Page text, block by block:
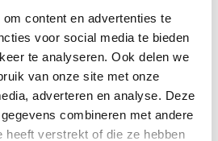
content en advertenties te
voor social media te bieden
te analyseren. Ook delen we
van onze site met onze
adverteren en analyse. Deze
combineren met andere
heeft verstrekt of die ze hebben
Continu Verbeteren.
de raad van bestuur:“Met
bestuur met waardevolle kennis
in continu verbeteren en zijn
en vernieuwing geeft ons
met onze collega’s welzijn, zorg